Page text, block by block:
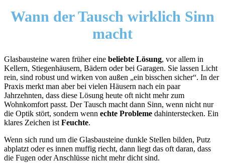
Wann der Tausch wirklich Sinn
macht
Glasbausteine waren früher eine beliebte Lösung, vor allem in
Kellern, Stiegenhäusern, Bädern oder bei Garagen. Sie lassen Licht
rein, sind robust und wirken von außen „ein bisschen sicher“. In der
Praxis merkt man aber bei vielen Häusern nach ein paar
Jahrzehnten, dass diese Lösung heute oft nicht mehr zum
Wohnkomfort passt. Der Tausch macht dann Sinn, wenn nicht nur
die Optik stört, sondern wenn echte Probleme dahinterstecken. Ein
klares Zeichen ist Feuchte.
Wenn sich rund um die Glasbausteine dunkle Stellen bilden, Putz
abplatzt oder es innen muffig riecht, dann liegt das oft daran, dass
die Fugen oder Anschlüsse nicht mehr dicht sind.